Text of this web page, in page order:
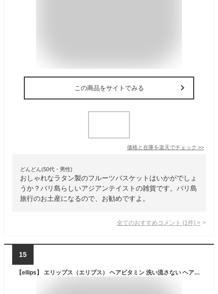
この商品をサイトでみる
価格と在庫を楽天でチェック >>
どんどん(50代・男性)
おしゃれなラタン製のフルーツバスケットはいかがでしょ
うか？バリ島らしいアジアンテイストの雑貨です。バリ島
旅行のお土産になるので、お勧めですよ。
全てのおすすめコメント (1 件) >
15
【ellips】 エリップス（エリプス） ヘアビタミン 洗い流さない ヘアトリートメント 【送料無料】6粒 5種類 お試しセット ピンク イエロー パープル ブラウン ブラック ヘアビタミン Ellips Hair Treatmentヘアー オイル ビタミン バリ島 コスメ